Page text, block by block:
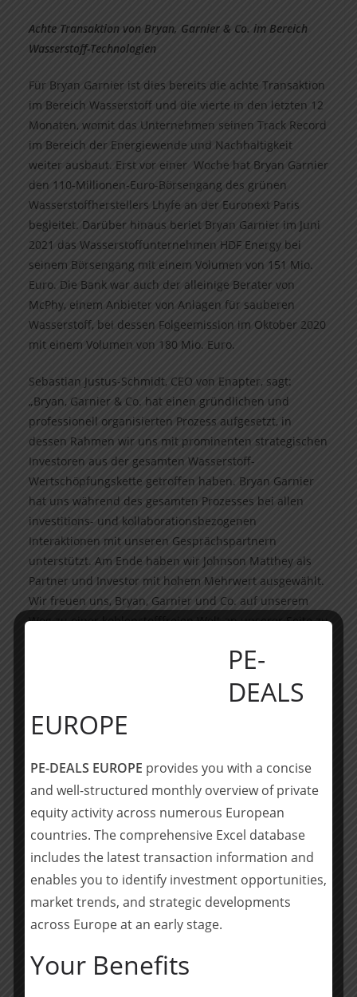
Achte Transaktion von Bryan, Garnier & Co. im Bereich
Wasserstoff-Technologien
Für Bryan Garnier ist dies bereits die achte Transaktion
im Bereich Wasserstoff und die vierte in den letzten 12
Monaten, womit das Unternehmen seinen Track Record
im Bereich der Energiewende und Nachhaltigkeit
weiter ausbaut. Erst vor einer Woche hat Bryan Garnier
den 110-Millionen-Euro-Börsengang des grünen
Wasserstoffherstellers Lhyfe an der Euronext Paris
begleitet. Darüber hinaus beriet Bryan Garnier im Juni
2021 das Wasserstoffunternehmen HDF Energy bei
seinem Börsengang mit einem Volumen von 151 Mio.
Euro. Die Bank war auch der alleinige Berater von
McPhy, einem Anbieter von Anlagen für sauberen
Wasserstoff, bei dessen Folgeemission im Oktober 2020
mit einem Volumen von 180 Mio. Euro.
Sebastian Justus-Schmidt, CEO von Enapter, sagt:
„Bryan, Garnier & Co. hat einen gründlichen und
professionell organisierten Prozess aufgesetzt, in
dessen Rahmen wir uns mit prominenten strategischen
Investoren aus der gesamten Wasserstoff-
Wertschöpfungskette getroffen haben. Bryan Garnier
hat uns während des gesamten Prozesses bei allen
investitions- und kollaborationsbezogenen
Interaktionen mit unseren Gesprächspartnern
unterstützt. Am Ende haben wir Johnson Matthey als
Partner und Investor mit hohem Mehrwert ausgewählt.
Wir freuen uns, Bryan, Garnier und Co. auf unserem
Weg zu einer kohlenstofffreien Welt an unserer Seite zu
Garnier in Deutschland: „Die Transaktion passt
haargenau in die Zeit: Erst letzte Woche, am 18. Mai
2022, hat die Europäische Kommission ihr Engagement
bestätigt und das Kapazitätsziel für Wasserstoff
verdreifacht. Auch das ist ein Ansatz, die Abhängigkeit
Europas von russischen Energieimporten zu
verringern.“
Das Deal-Team von Bryan Garnier bestand aus Falk
Müller-Veerse, Partner, Olivier Beaudouin, Partner, Jay
Marathe, Managing Director und Kanak Sharma,
Associate.
_____________________
PE-
DEALS
EUROPE
PE-DEALS EUROPE provides you with a concise
and well-structured monthly overview of private
equity activity across numerous European
countries. The comprehensive Excel database
includes the latest transaction information and
enables you to identify investment opportunities,
market trends, and strategic developments
across Europe at an early stage.
Your Benefits